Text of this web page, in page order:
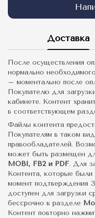
Доставка
После осуществления
нормально
– моментально после
Покупателю для
кабинете. Контент
в соответствующем
Файлы контента
Покупателям в таком
правообладателей.
может быть размещен
MOBI, FB2 и PDF. Для
Контента, которые были
момент подтверждения
доступен для загрузки
бессрочно в разделе
Контент повторно